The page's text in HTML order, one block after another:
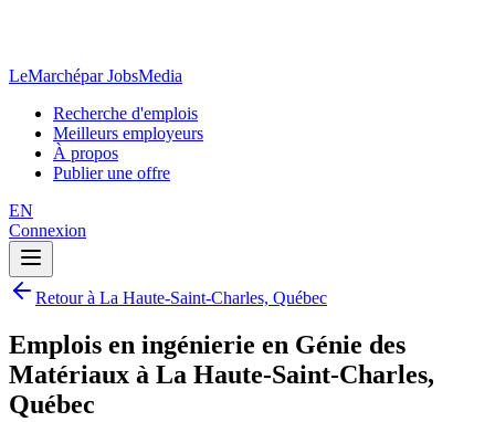
LeMarchépar JobsMedia
Recherche d'emplois
Meilleurs employeurs
À propos
Publier une offre
EN
Connexion
Retour à La Haute-Saint-Charles, Québec
Emplois en ingénierie en Génie des
Matériaux à La Haute-Saint-Charles,
Québec